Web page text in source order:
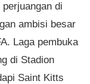
di
ambisi besar
Laga pembuka
di Stadion
Saint Kitts